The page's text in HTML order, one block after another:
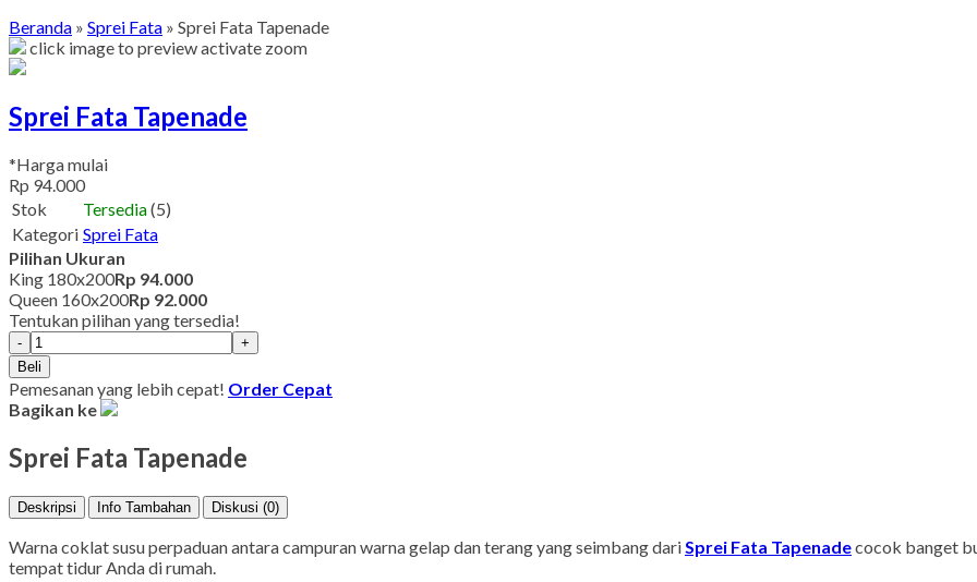
Beranda » Sprei Fata » Sprei Fata Tapenade
click image to previewactivate zoom
Sprei Fata Tapenade
*Harga mulai
Rp 94.000
Stok
Tersedia(5)
Kategori Sprei Fata
Pilihan Ukuran
King 180x200Rp 94.000
Queen 160x200Rp 92.000
Tentukan pilihan yang tersedia!
-
+
Beli
Pemesanan yang lebih cepat! Order Cepat
Bagikan ke
Sprei Fata Tapenade
Deskripsi Info Tambahan Diskusi (0)
Warna coklat susu perpaduan antara campuran warna gelap dan terang yang seimbang dari Sprei Fata Tapenadecocok banget
tempat tidur Anda di rumah.